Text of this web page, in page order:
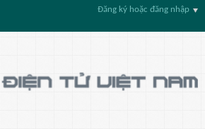
Đăng ký hoặc đăng nhập